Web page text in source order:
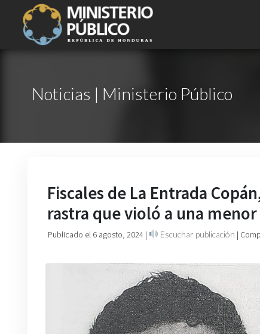
Noticias | Ministerio Público
Fiscales de La Entrada
rastra que violó a una
Publicado el 6 agosto, 2024 | Escuchar publicación |